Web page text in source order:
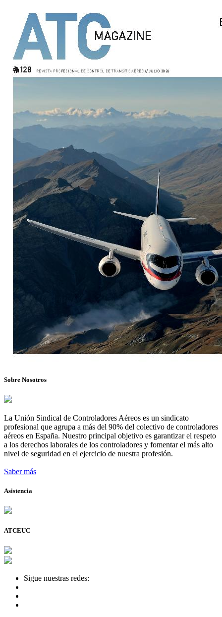
Sobre Nosotros
La Unión Sindical de Controladores Aéreos es un sindicato
profesional que agrupa a más del 90% del colectivo de controladores
aéreos en España. Nuestro principal objetivo es garantizar el respeto
a los derechos laborales de los controladores y fomentar el más alto
nivel de seguridad en el ejercicio de nuestra profesión.
Saber más
Asistencia
ATCEUC
Sigue nuestras redes: